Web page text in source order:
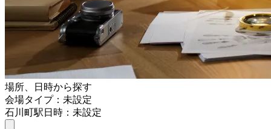
場所、日時から探す
会場タイプ：未設定
石川町駅日時：未設定